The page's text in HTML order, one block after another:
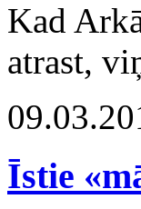
Kad
atrast,
Īstie